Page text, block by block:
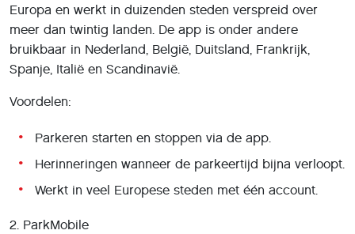
Europa en werkt in duizenden steden verspreid over
meer dan twintig landen. De app is onder andere
bruikbaar in Nederland, België, Duitsland, Frankrijk,
Spanje, Italië en Scandinavië.
Voordelen:
Parkeren starten en stoppen via de app.
Herinneringen wanneer de parkeertijd bijna verloopt.
Werkt in veel Europese steden met één account.
2. ParkMobile